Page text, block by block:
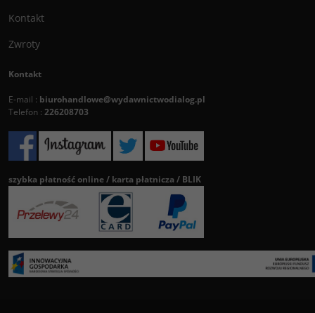
Kontakt
Zwroty
Kontakt
E-mail : biurohandlowe@wydawnictwodialog.pl
Telefon : 226208703
szybka płatność online / karta płatnicza / BLIK